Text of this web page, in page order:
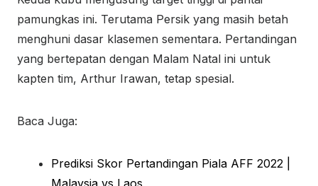
pamungkas ini. Terutama Persik yang masih betah
menghuni dasar klasemen sementara. Pertandingan
yang bertepatan dengan Malam Natal ini untuk
kapten tim, Arthur Irawan, tetap spesial.
Baca Juga:
Prediksi Skor Pertandingan Piala AFF 2022 |
Malaysia vs Laos